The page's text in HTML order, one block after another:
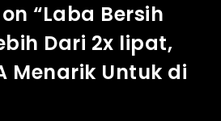
“Laba Bersih
Dari 2x lipat,
Menarik Untuk di